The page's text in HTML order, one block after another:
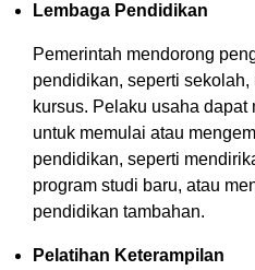
Lembaga Pendidikan
Pemerintah mendorong
pendidikan, seperti
kursus. Pelaku usaha
untuk memulai atau
pendidikan, seperti
program studi baru, atau
pendidikan tambahan.
Pelatihan Keterampilan